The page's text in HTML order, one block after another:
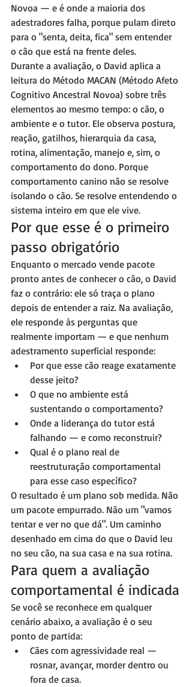
Novoa — e é onde a maioria dos
adestradores falha, porque pulam direto
para o "senta, deita, fica" sem entender
o cão que está na frente deles.
Durante a avaliação, o David aplica a
leitura do Método MACAN (Método Afeto
Cognitivo Ancestral Novoa) sobre três
elementos ao mesmo tempo: o cão, o
ambiente e o tutor. Ele observa postura,
reação, gatilhos, hierarquia da casa,
rotina, alimentação, manejo e, sim, o
comportamento do dono. Porque
comportamento canino não se resolve
isolando o cão. Se resolve entendendo o
sistema inteiro em que ele vive.
Por que esse é o primeiro
passo obrigatório
Enquanto o mercado vende pacote
pronto antes de conhecer o cão, o David
faz o contrário: ele só traça o plano
depois de entender a raiz. Na avaliação,
ele responde às perguntas que
realmente importam — e que nenhum
adestramento superficial responde:
Por que esse cão reage exatamente
desse jeito?
O que no ambiente está
sustentando o comportamento?
Onde a liderança do tutor está
falhando — e como reconstruir?
Qual é o plano real de
reestruturação comportamental
para esse caso específico?
O resultado é um plano sob medida. Não
um pacote empurrado. Não um "vamos
tentar e ver no que dá". Um caminho
desenhado em cima do que o David leu
no seu cão, na sua casa e na sua rotina.
Para quem a avaliação
comportamental é indicada
Se você se reconhece em qualquer
cenário abaixo, a avaliação é o seu
ponto de partida:
Cães com agressividade real —
rosnar, avançar, morder dentro ou
fora de casa.